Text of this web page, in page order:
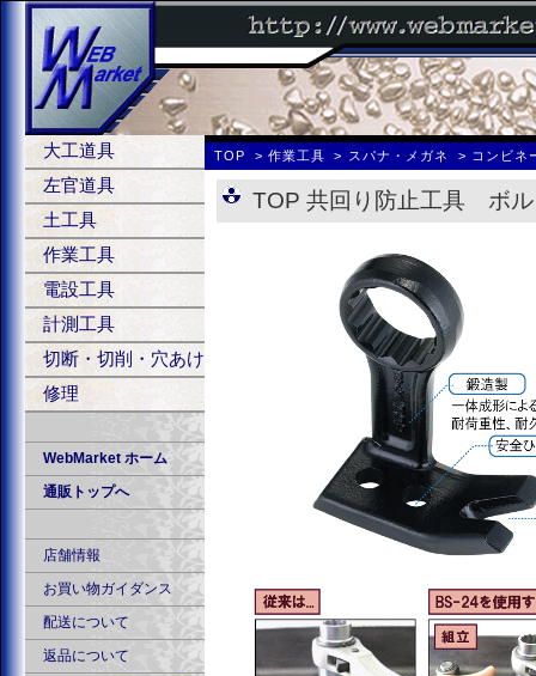
大工道具
左官道具
土工具
作業工具
電設工具
計測工具
切断・切削・穴あけ
修理
WebMarket ホーム
通販トップへ
店舗情報
お買い物ガイダンス
配送について
返品について
TOP 作業工具 スパナ・メガネ コンビネ
TOP 共回り防止工具 ボル